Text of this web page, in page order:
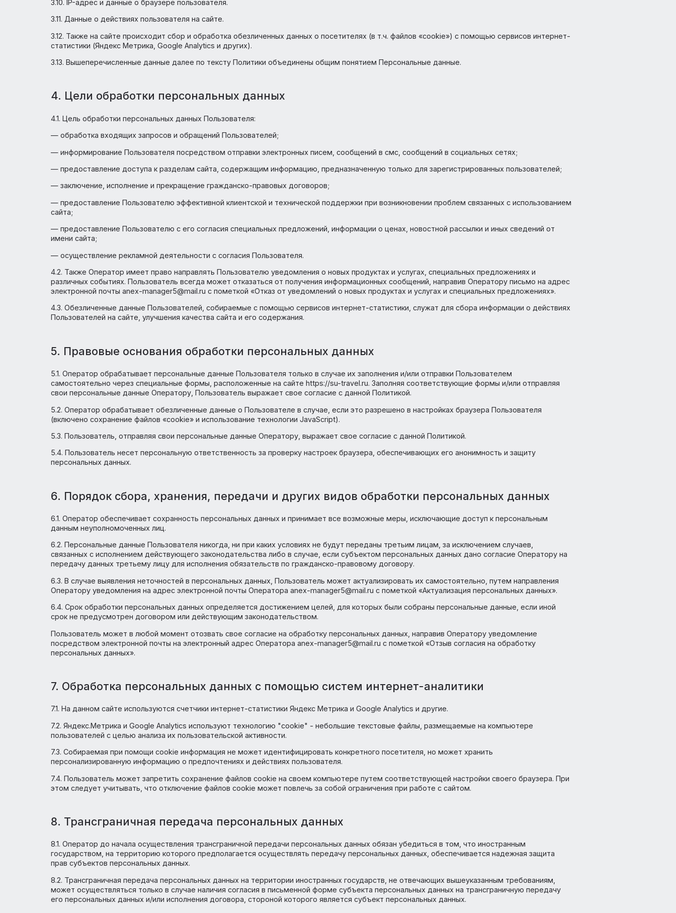
3.5. Фотография.
3.7. Реквизиты документов, удостоверяющих личность.
3.8. Сведения о заказанных товарах или услугах.
3.10. IP-адрес и данные о браузере пользователя.
3.11. Данные о действиях пользователя на сайте.
3.12. Также на сайте происходит сбор и обработка обезличенных данных о посетителях (в т.ч. файлов «cookie») с помощью сервисов интернет-
статистики (Яндекс Метрика, Google Analytics и других).
3.13. Вышеперечисленные данные далее по тексту Политики объединены общим понятием Персональные данные.
4. Цели обработки персональных данных
4.1. Цель обработки персональных данных Пользователя:
— информирование Пользователя посредством отправки электронных писем, сообщений в смс, сообщений в социальных сетях;
— предоставление доступа к разделам сайта, содержащим информацию, предназначенную только для зарегистрированных пользователей;
— заключение, исполнение и прекращение гражданско-правовых договоров;
— предоставление Пользователю эффективной клиентской и технической поддержки при возникновении проблем связанных с использованием
— предоставление Пользователю с его согласия специальных предложений, информации о ценах, новостной рассылки и иных сведений от
— осуществление рекламной деятельности с согласия Пользователя.
различных событиях. Пользователь всегда может отказаться от получения информационных сообщений, направив Оператору письмо на адрес
электронной почты anex-manager5@mail.ru с пометкой «Отказ от уведомлений о новых продуктах и услугах и специальных предложениях».
4.3. Обезличенные данные Пользователей, собираемые с помощью сервисов интернет-статистики, служат для сбора информации о действиях
Пользователей на сайте, улучшения качества сайта и его содержания.
5. Правовые основания обработки персональных данных
5.1. Оператор обрабатывает персональные данные Пользователя только в случае их заполнения и/или отправки Пользователем
самостоятельно через специальные формы, расположенные на сайте https://su-travel.ru. Заполняя соответствующие формы и/или отправляя
свои персональные данные Оператору, Пользователь выражает свое согласие с данной Политикой.
5.2. Оператор обрабатывает обезличенные данные о Пользователе в случае, если это разрешено в настройках браузера Пользователя
(включено сохранение файлов «cookie» и использование технологии JavaScript).
5.3. Пользователь, отправляя свои персональные данные Оператору, выражает свое согласие с данной Политикой.
5.4. Пользователь несет персональную ответственность за проверку настроек браузера, обеспечивающих его анонимность и защиту
персональных данных.
6. Порядок сбора, хранения, передачи и других видов обработки персональных данных
данным неуполномоченных лиц.
6.2. Персональные данные Пользователя никогда, ни при каких условиях не будут переданы третьим лицам, за исключением случаев,
связанных с исполнением действующего законодательства либо в случае, если субъектом персональных данных дано согласие Оператору на
передачу данных третьему лицу для исполнения обязательств по гражданско-правовому договору.
Оператору уведомления на адрес электронной почты Оператора anex-manager5@mail.ru с пометкой «Актуализация персональных данных».
6.4. Срок обработки персональных данных определяется достижением целей, для которых были собраны персональные данные, если иной
срок не предусмотрен договором или действующим законодательством.
персональных данных».
7. Обработка персональных данных с помощью систем интернет-аналитики
7.1. На данном сайте используются счетчики интернет-статистики Яндекс Метрика и Google Analytics и другие.
7.2. Яндекс.Метрика и Google Analytics используют технологию "cookie" - небольшие текстовые файлы, размещаемые на компьютере